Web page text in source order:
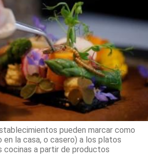
pueden marcar como
en la casa, o casero) a los platos
cocinas a partir de productos